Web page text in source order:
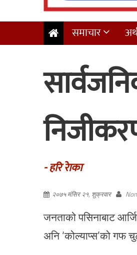
समाचार
- हरि राेका
२०७५ मंसिर २१, शुक्रवार
जनताको पसिनाबाट
अनि ‘कोल्याप्स’को गफ